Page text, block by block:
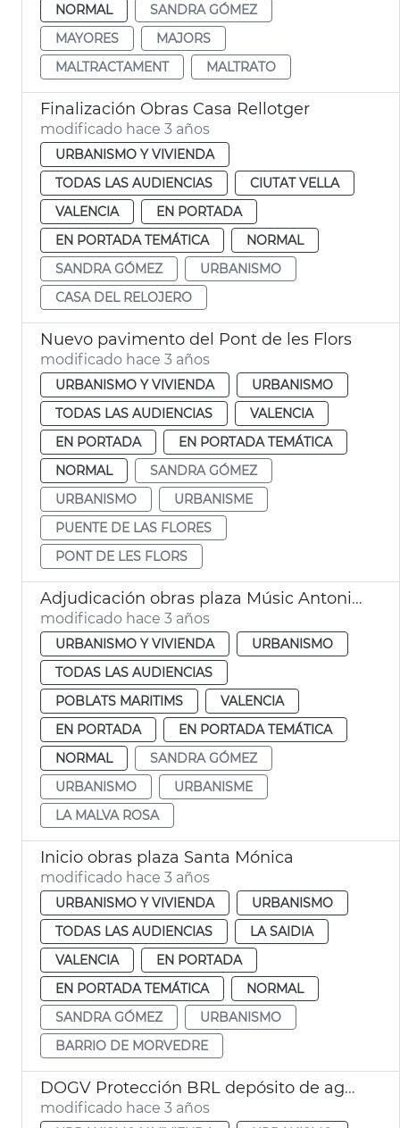
NORMAL
SANDRA GÓMEZ
MAYORES
MAJORS
MALTRACTAMENT
MALTRATO
Finalización Obras Casa Rellotger
modificado hace 3 años
URBANISMO Y VIVIENDA
TODAS LAS AUDIENCIAS
CIUTAT VELLA
VALENCIA
EN PORTADA
EN PORTADA TEMÁTICA
NORMAL
SANDRA GÓMEZ
URBANISMO
CASA DEL RELOJERO
Nuevo pavimento del Pont de les Flors
modificado hace 3 años
URBANISMO Y VIVIENDA
URBANISMO
TODAS LAS AUDIENCIAS
VALENCIA
EN PORTADA
EN PORTADA TEMÁTICA
NORMAL
SANDRA GÓMEZ
URBANISMO
URBANISME
PUENTE DE LAS FLORES
PONT DE LES FLORS
Adjudicación obras plaza Músic Antoni Eiximeno
modificado hace 3 años
URBANISMO Y VIVIENDA
URBANISMO
TODAS LAS AUDIENCIAS
POBLATS MARITIMS
VALENCIA
EN PORTADA
EN PORTADA TEMÁTICA
NORMAL
SANDRA GÓMEZ
URBANISMO
URBANISME
LA MALVA ROSA
Inicio obras plaza Santa Mónica
modificado hace 3 años
URBANISMO Y VIVIENDA
URBANISMO
TODAS LAS AUDIENCIAS
LA SAIDIA
VALENCIA
EN PORTADA
EN PORTADA TEMÁTICA
NORMAL
SANDRA GÓMEZ
URBANISMO
BARRIO DE MORVEDRE
DOGV Protección BRL depósito de agua
modificado hace 3 años